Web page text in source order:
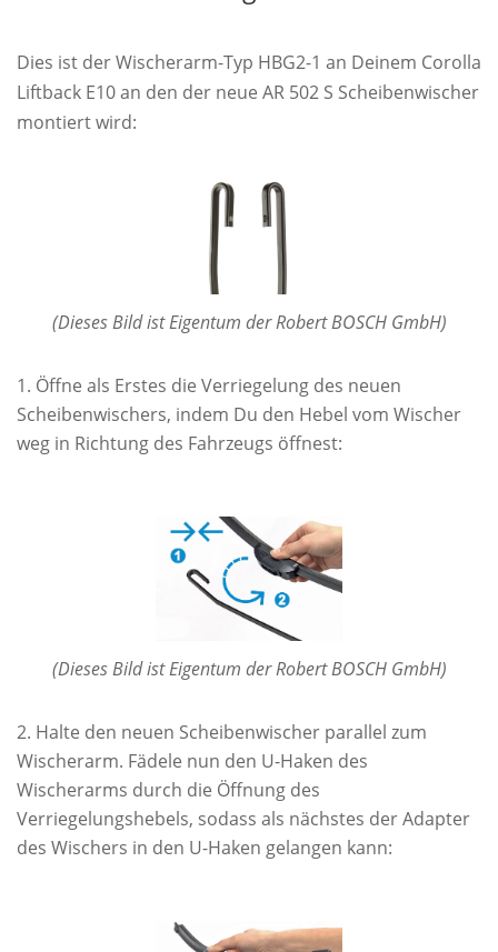
Dies ist der Wischerarm-Typ HBG2-1 an Deinem Corolla
Liftback E10 an den der neue AR 502 S Scheibenwischer
montiert wird:
(Dieses Bild ist Eigentum der Robert BOSCH GmbH)
Öffne als Erstes die Verriegelung des neuen
Scheibenwischers, indem Du den Hebel vom Wischer
weg in Richtung des Fahrzeugs öffnest:
(Dieses Bild ist Eigentum der Robert BOSCH GmbH)
Halte den neuen Scheibenwischer parallel zum
Wischerarm. Fädele nun den U-Haken des
Wischerarms durch die Öffnung des
Verriegelungshebels, sodass als nächstes der Adapter
des Wischers in den U-Haken gelangen kann: